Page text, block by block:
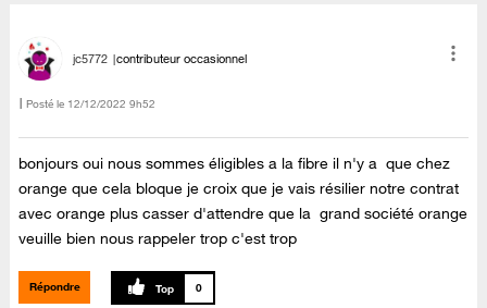
jc5772 contributeur occasionnel
Posté le ‎12/12/2022 9h52
bonjours oui nous sommes éligibles a la fibre il n'y a que chez
orange que cela bloque je croix que je vais résilier notre contrat
avec orange plus casser d'attendre que la grand société orange
veuille bien nous rappeler trop c'est trop
Répondre 0